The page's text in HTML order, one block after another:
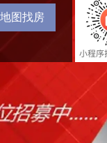
地图找房